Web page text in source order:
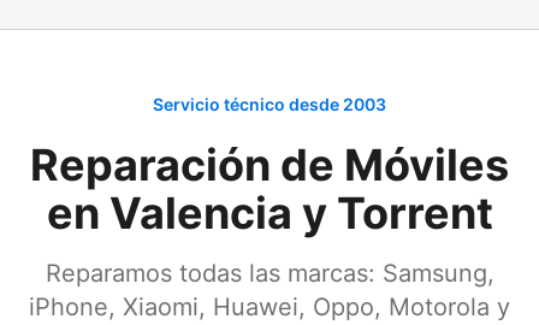
Servicio técnico desde 2003
Reparación de Móviles
en Valencia y Torrent
Reparamos todas las marcas: Samsung,
iPhone, Xiaomi, Huawei, Oppo, Motorola y